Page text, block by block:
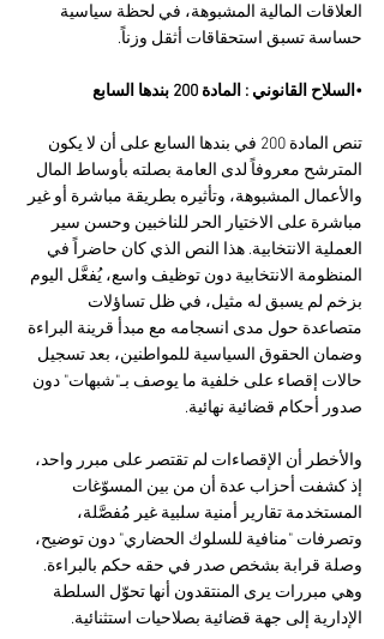
العلاقات المالية المشبوهة، في لحظة سياسية
حساسة تسبق استحقاقات أثقل وزناً.
•السلاح القانوني : المادة 200 بندها السابع
تنص المادة 200 في بندها السابع على أن لا يكون
المترشح معروفاً لدى العامة بصلته بأوساط المال
والأعمال المشبوهة، وتأثيره بطريقة مباشرة أو غير
مباشرة على الاختيار الحر للناخبين وحسن سير
العملية الانتخابية. هذا النص الذي كان حاضراً في
المنظومة الانتخابية دون توظيف واسع، يُفعَّل اليوم
بزخم لم يسبق له مثيل، في ظل تساؤلات
متصاعدة حول مدى انسجامه مع مبدأ قرينة البراءة
وضمان الحقوق السياسية للمواطنين، بعد تسجيل
حالات إقصاء على خلفية ما يوصف بـ"شبهات" دون
صدور أحكام قضائية نهائية.
والأخطر أن الإقصاءات لم تقتصر على مبرر واحد،
إذ كشفت أحزاب عدة أن من بين المسوّغات
المستخدمة تقارير أمنية سلبية غير مُفصَّلة،
وتصرفات "منافية للسلوك الحضاري" دون توضيح،
وصلة قرابة بشخص صدر في حقه حكم بالبراءة.
وهي مبررات يرى المنتقدون أنها تحوّل السلطة
الإدارية إلى جهة قضائية بصلاحيات استثنائية.